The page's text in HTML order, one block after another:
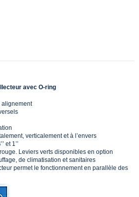
avec O-ring
alignement
verticalement et à l’envers
et 1’’
Leviers verts disponibles en option
de climatisation et sanitaires
permet le fonctionnement en parallèle des